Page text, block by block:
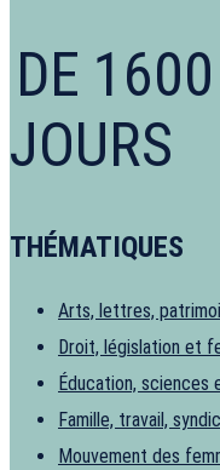
DE
JOURS
THÉMATIQUES
Arts, lettres,
Droit, législation et
Éducation,
Famille, travail,
Mouvement des